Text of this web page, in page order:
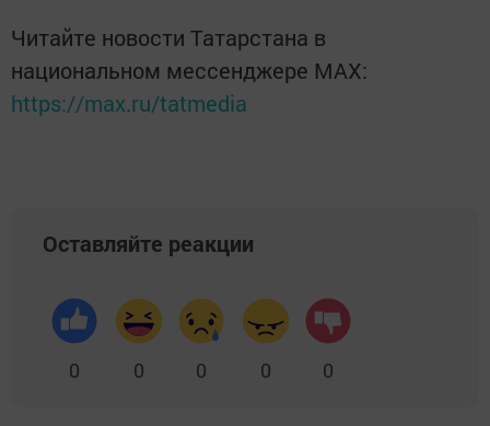
Читайте новости Татарстана в
национальном мессенджере MАХ:
https://max.ru/tatmedia
Оставляйте реакции
0 0 0 0 0